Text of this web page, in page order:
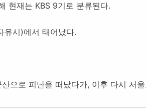
현재는 KBS 9기로 분류된다.
유시)에서 태어났다.
으로 피난을 떠났다가, 이후 다시 서